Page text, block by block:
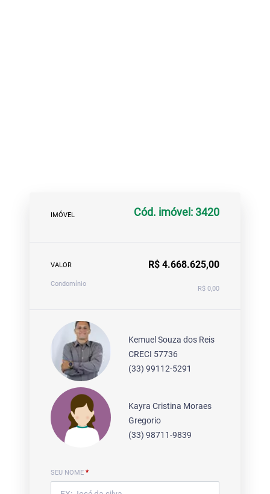
IMÓVEL Cód. imóvel: 3420
VALOR R$ 4.668.625,00
Condomínio
R$ 0,00
Kemuel Souza dos Reis
CRECI 57736
(33) 99112-5291
Kayra Cristina Moraes
Gregorio
(33) 98711-9839
SEU NOME *